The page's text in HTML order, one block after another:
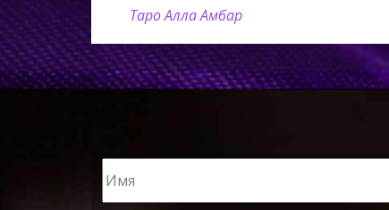
ТароАлла Амбар